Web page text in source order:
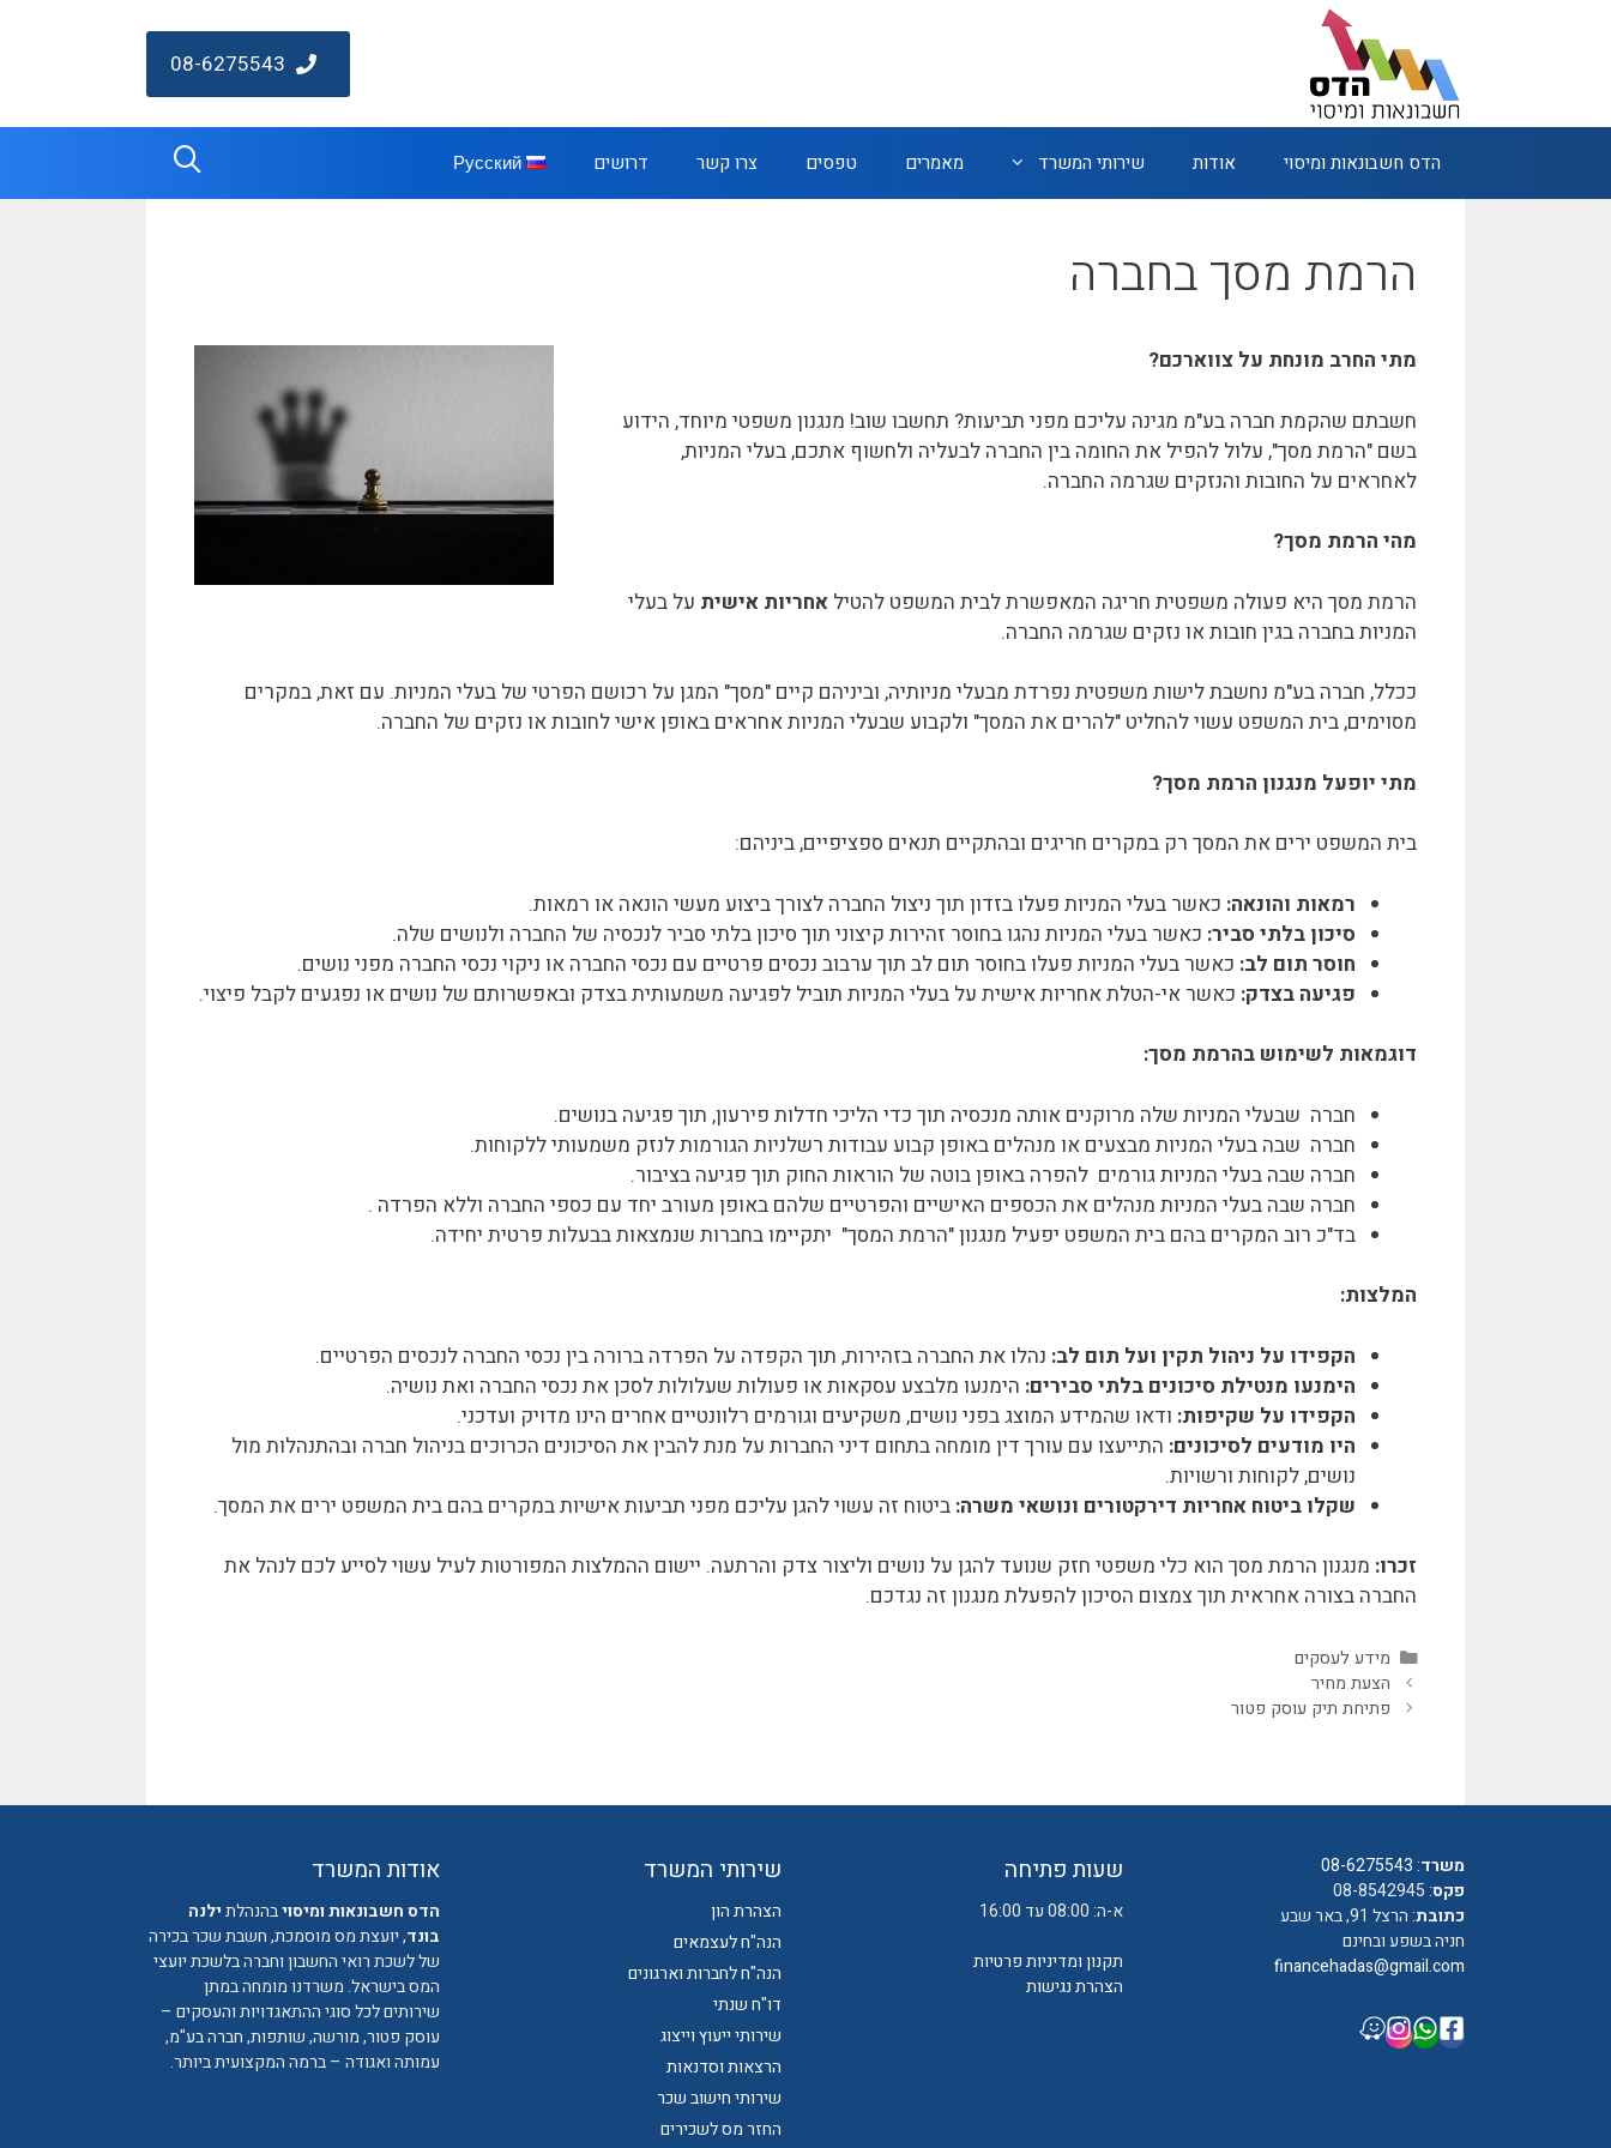
08-6275543
הדס חשבונאות ומיסוי אודות שירותי המשרד מאמרים טפסים צרו קשר דרושים Русский
הרמת מסך בחברה
מתי החרב מונחת על צווארכם?
חשבתם שהקמת חברה בע"מ מגינה עליכם מפני תביעות? תחשבו שוב! מנגנון משפטי מיוחד, הידוע
בשם "הרמת מסך", עלול להפיל את החומה בין החברה לבעליה ולחשוף אתכם, בעלי המניות,
לאחראים על החובות והנזקים שגרמה החברה.
מהי הרמת מסך?
הרמת מסך היא פעולה משפטית חריגה המאפשרת לבית המשפט להטיל אחריות אישית על בעלי
המניות בחברה בגין חובות או נזקים שגרמה החברה.
ככלל, חברה בע"מ נחשבת לישות משפטית נפרדת מבעלי מניותיה, וביניהם קיים "מסך" המגן על רכושם הפרטי של בעלי המניות. עם זאת, במקרים
מסוימים, בית המשפט עשוי להחליט "להרים את המסך" ולקבוע שבעלי המניות אחראים באופן אישי לחובות או נזקים של החברה.
מתי יופעל מנגנון הרמת מסך?
בית המשפט ירים את המסך רק במקרים חריגים ובהתקיים תנאים ספציפיים, ביניהם:
רמאות והונאה: כאשר בעלי המניות פעלו בזדון תוך ניצול החברה לצורך ביצוע מעשי הונאה או רמאות.
סיכון בלתי סביר: כאשר בעלי המניות נהגו בחוסר זהירות קיצוני תוך סיכון בלתי סביר לנכסיה של החברה ולנושים שלה.
חוסר תום לב: כאשר בעלי המניות פעלו בחוסר תום לב תוך ערבוב נכסים פרטיים עם נכסי החברה או ניקוי נכסי החברה מפני נושים.
פגיעה בצדק: כאשר אי-הטלת אחריות אישית על בעלי המניות תוביל לפגיעה משמעותית בצדק ובאפשרותם של נושים או נפגעים לקבל פיצוי.
דוגמאות לשימוש בהרמת מסך:
חברה שבעלי המניות שלה מרוקנים אותה מנכסיה תוך כדי הליכי חדלות פירעון, תוך פגיעה בנושים.
חברה שבה בעלי המניות מבצעים או מנהלים באופן קבוע עבודות רשלניות הגורמות לנזק משמעותי ללקוחות.
חברה שבה בעלי המניות גורמים להפרה באופן בוטה של הוראות החוק תוך פגיעה בציבור.
חברה שבה בעלי המניות מנהלים את הכספים האישיים והפרטיים שלהם באופן מעורב יחד עם כספי החברה וללא הפרדה .
בד"כ רוב המקרים בהם בית המשפט יפעיל מנגנון "הרמת המסך" יתקיימו בחברות שנמצאות בבעלות פרטית יחידה.
המלצות:
הקפידו על ניהול תקין ועל תום לב: נהלו את החברה בזהירות, תוך הקפדה על הפרדה ברורה בין נכסי החברה לנכסים הפרטיים.
הימנעו מנטילת סיכונים בלתי סבירים: הימנעו מלבצע עסקאות או פעולות שעלולות לסכן את נכסי החברה ואת נושיה.
הקפידו על שקיפות: ודאו שהמידע המוצג בפני נושים, משקיעים וגורמים רלוונטיים אחרים הינו מדויק ועדכני.
היו מודעים לסיכונים: התייעצו עם עורך דין מומחה בתחום דיני החברות על מנת להבין את הסיכונים הכרוכים בניהול חברה ובהתנהלות מול
נושים, לקוחות ורשויות.
שקלו ביטוח אחריות דירקטורים ונושאי משרה: ביטוח זה עשוי להגן עליכם מפני תביעות אישיות במקרים בהם בית המשפט ירים את המסך.
זכרו: מנגנון הרמת מסך הוא כלי משפטי חזק שנועד להגן על נושים וליצור צדק והרתעה. יישום ההמלצות המפורטות לעיל עשוי לסייע לכם לנהל את
החברה בצורה אחראית תוך צמצום הסיכון להפעלת מנגנון זה נגדכם.
קטגוריות
מידע לעסקים
הצעת מחיר
פתיחת תיק עוסק פטור
משרד:
08-6275543
פקס: 08-8542945
כתובת: הרצל 91, באר שבע
חניה בשפע ובחינם
financehadas@gmail.com
שעות פתיחה
א-ה: 08:00 עד 16:00
תקנון ומדיניות פרטיות
הצהרת נגישות
שירותי המשרד
הצהרת הון
הנה"ח לעצמאים
הנה"ח לחברות וארגונים
דו"ח שנתי
שירותי ייעוץ וייצוג
הרצאות וסדנאות
שירותי חישוב שכר
החזר מס לשכירים
אודות המשרד
הדס חשבונאות ומיסויבהנהלתילנה
בונד, יועצת מס מוסמכת, חשבת שכר בכירה
של לשכת רואי החשבון וחברה בלשכת יועצי
המס בישראל. משרדנו מומחה במתן
שירותים לכל סוגי ההתאגדויות והעסקים –
עוסק פטור, מורשה, שותפות, חברה בע"מ,
עמותה ואגודה – ברמה המקצועית ביותר.